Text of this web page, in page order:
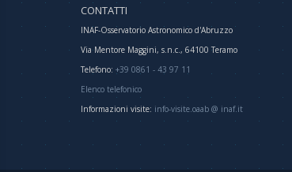
CONTATTI
INAF-Osservatorio Astronomico d'Abruzzo
Via Mentore Maggini, s.n.c., 64100 Teramo
Telefono: +39 0861 - 43 97 11
Elenco telefonico
Informazioni visite: info-visite.oaab @ inaf.it